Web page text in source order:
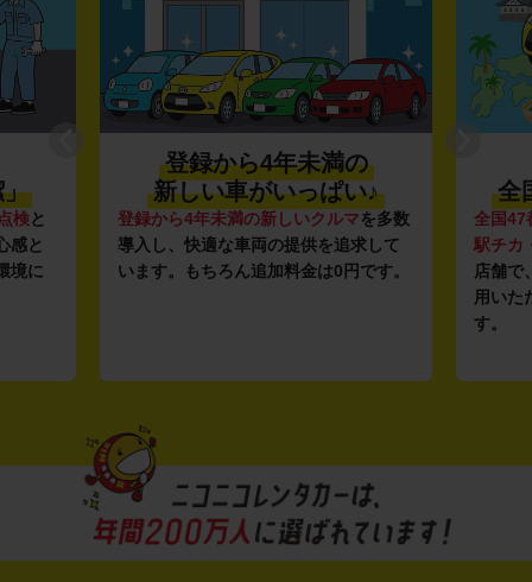
」
検と
感と
境に
登録から4年未満の
新しい車がいっぱい♪
登録から4年未満の新しいクルマを多数
導入し、快適な車両の提供を追求して
います。もちろん追加料金は0円です。
全
全国47
駅チカ
店舗で
用いた
す。